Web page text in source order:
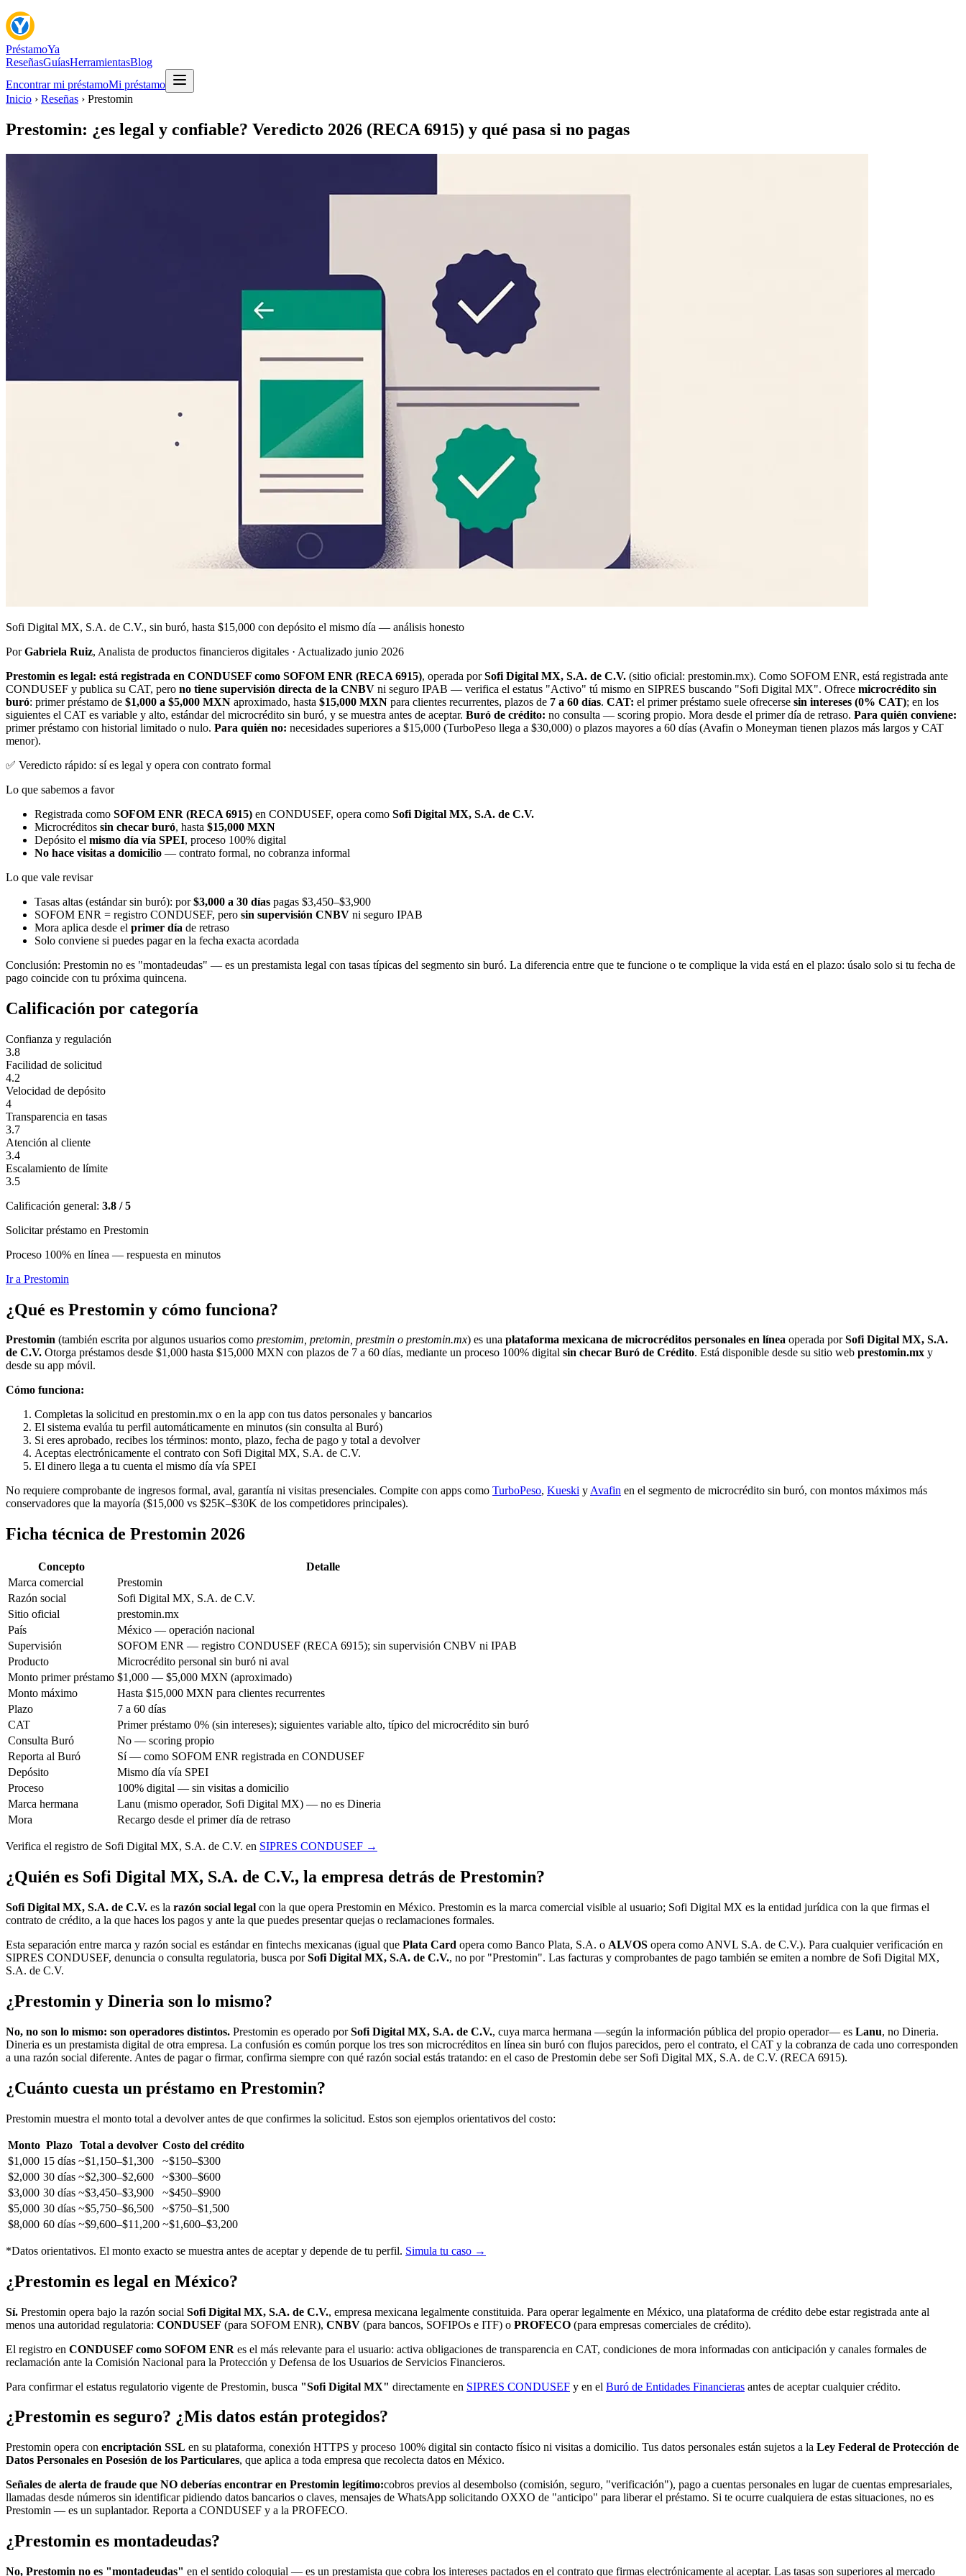
PréstamoYa
ReseñasGuíasHerramientasBlog
Encontrar mi préstamoMi préstamo
Inicio › Reseñas › Prestomin
Prestomin: ¿es legal y confiable? Veredicto 2026 (RECA 6915) y qué pasa si no pagas
Sofi Digital MX, S.A. de C.V., sin buró, hasta $15,000 con depósito el mismo día — análisis honesto
PorGabriela Ruiz, Analista de productos financieros digitales · Actualizado junio 2026
Prestomin es legal: está registrada en CONDUSEF como SOFOM ENR (RECA 6915), operada porSofi Digital MX, S.A. de C.V. (sitio oficial: prestomin.mx). Como SOFOM ENR, está registrada ante
CONDUSEF y publica su CAT, pero no tiene supervisión directa de la CNBV ni seguro IPAB — verifica el estatus "Activo" tú mismo en SIPRES buscando "Sofi Digital MX". Ofrece microcrédito sin
buró: primer préstamo de $1,000 a $5,000 MXN aproximado, hasta $15,000 MXN para clientes recurrentes, plazos de 7 a 60 días. CAT: el primer préstamo suele ofrecerse sin intereses (0% CAT); en los
siguientes el CAT es variable y alto, estándar del microcrédito sin buró, y se muestra antes de aceptar. Buró de crédito: no consulta — scoring propio. Mora desde el primer día de retraso. Para quién conviene:
primer préstamo con historial limitado o nulo. Para quién no: necesidades superiores a $15,000 (TurboPeso llega a $30,000) o plazos mayores a 60 días (Avafin o Moneyman tienen plazos más largos y CAT
menor).
✅ Veredicto rápido: sí es legal y opera con contrato formal
Lo que sabemos a favor
Registrada como SOFOM ENR (RECA 6915) en CONDUSEF, opera como Sofi Digital MX, S.A. de C.V.
Microcréditos sin checar buró, hasta $15,000 MXN
Depósito el mismo día vía SPEI, proceso 100% digital
No hace visitas a domicilio — contrato formal, no cobranza informal
Lo que vale revisar
Tasas altas (estándar sin buró): por$3,000 a 30 días pagas $3,450–$3,900
SOFOM ENR = registro CONDUSEF, pero sin supervisión CNBV ni seguro IPAB
Mora aplica desde el primer día de retraso
Solo conviene si puedes pagar en la fecha exacta acordada
Conclusión: Prestomin no es "montadeudas" — es un prestamista legal con tasas típicas del segmento sin buró. La diferencia entre que te funcione o te complique la vida está en el plazo: úsalo solo si tu fecha de
pago coincide con tu próxima quincena.
Calificación por categoría
Confianza y regulación
3.8
Facilidad de solicitud
4.2
Velocidad de depósito
4
Transparencia en tasas
3.7
Atención al cliente
3.4
Escalamiento de límite
3.5
Calificación general: 3.8 / 5
Solicitar préstamo en Prestomin
Proceso 100% en línea — respuesta en minutos
Ir a Prestomin
¿Qué es Prestomin y cómo funciona?
Prestomin (también escrita por algunos usuarios como prestomim, pretomin, prestmin o prestomin.mx) es una plataforma mexicana de microcréditos personales en línea operada por Sofi Digital MX, S.A.
de C.V. Otorga préstamos desde $1,000 hasta $15,000 MXN con plazos de 7 a 60 días, mediante un proceso 100% digital sin checar Buró de Crédito. Está disponible desde su sitio web prestomin.mx y
desde su app móvil.
Cómo funciona:
Completas la solicitud en prestomin.mx o en la app con tus datos personales y bancarios
El sistema evalúa tu perfil automáticamente en minutos (sin consulta al Buró)
Si eres aprobado, recibes los términos: monto, plazo, fecha de pago y total a devolver
Aceptas electrónicamente el contrato con Sofi Digital MX, S.A. de C.V.
El dinero llega a tu cuenta el mismo día vía SPEI
No requiere comprobante de ingresos formal, aval, garantía ni visitas presenciales. Compite con apps como TurboPeso, Kueski yAvafin en el segmento de microcrédito sin buró, con montos máximos más
conservadores que la mayoría ($15,000 vs $25K–$30K de los competidores principales).
Ficha técnica de Prestomin 2026
Concepto
Detalle
Marca comercial
Prestomin
Razón social
Sofi Digital MX, S.A. de C.V.
Sitio oficial
prestomin.mx
País
México — operación nacional
Supervisión
SOFOM ENR — registro CONDUSEF (RECA 6915); sin supervisión CNBV ni IPAB
Producto
Microcrédito personal sin buró ni aval
Monto primer préstamo $1,000 — $5,000 MXN (aproximado)
Monto máximo
Hasta $15,000 MXN para clientes recurrentes
Plazo
7 a 60 días
CAT
Primer préstamo 0% (sin intereses); siguientes variable alto, típico del microcrédito sin buró
Consulta Buró
No — scoring propio
Reporta al Buró
Sí — como SOFOM ENR registrada en CONDUSEF
Depósito
Mismo día vía SPEI
Proceso
100% digital — sin visitas a domicilio
Marca hermana
Lanu (mismo operador, Sofi Digital MX) — no es Dineria
Mora
Recargo desde el primer día de retraso
Verifica el registro de Sofi Digital MX, S.A. de C.V. en SIPRES CONDUSEF →
¿Quién es Sofi Digital MX, S.A. de C.V., la empresa detrás de Prestomin?
Sofi Digital MX, S.A. de C.V. es la razón social legal con la que opera Prestomin en México. Prestomin es la marca comercial visible al usuario; Sofi Digital MX es la entidad jurídica con la que firmas el
contrato de crédito, a la que haces los pagos y ante la que puedes presentar quejas o reclamaciones formales.
Esta separación entre marca y razón social es estándar en fintechs mexicanas (igual que Plata Card opera como Banco Plata, S.A. o ALVOS opera como ANVL S.A. de C.V.). Para cualquier verificación en
SIPRES CONDUSEF, denuncia o consulta regulatoria, busca porSofi Digital MX, S.A. de C.V., no por "Prestomin". Las facturas y comprobantes de pago también se emiten a nombre de Sofi Digital MX,
S.A. de C.V.
¿Prestomin y Dineria son lo mismo?
No, no son lo mismo: son operadores distintos. Prestomin es operado porSofi Digital MX, S.A. de C.V., cuya marca hermana —según la información pública del propio operador— es Lanu, no Dineria.
Dineria es un prestamista digital de otra empresa. La confusión es común porque los tres son microcréditos en línea sin buró con flujos parecidos, pero el contrato, el CAT y la cobranza de cada uno corresponden
a una razón social diferente. Antes de pagar o firmar, confirma siempre con qué razón social estás tratando: en el caso de Prestomin debe ser Sofi Digital MX, S.A. de C.V. (RECA 6915).
¿Cuánto cuesta un préstamo en Prestomin?
Prestomin muestra el monto total a devolver antes de que confirmes la solicitud. Estos son ejemplos orientativos del costo:
Monto Plazo Total a devolver Costo del crédito
$1,000 15 días ~$1,150–$1,300
~$150–$300
$2,000 30 días ~$2,300–$2,600
~$300–$600
$3,000 30 días ~$3,450–$3,900
~$450–$900
$5,000 30 días ~$5,750–$6,500
~$750–$1,500
$8,000 60 días ~$9,600–$11,200 ~$1,600–$3,200
*Datos orientativos. El monto exacto se muestra antes de aceptar y depende de tu perfil. Simula tu caso →
¿Prestomin es legal en México?
Sí. Prestomin opera bajo la razón social Sofi Digital MX, S.A. de C.V., empresa mexicana legalmente constituida. Para operar legalmente en México, una plataforma de crédito debe estar registrada ante al
menos una autoridad regulatoria: CONDUSEF (para SOFOM ENR), CNBV (para bancos, SOFIPOs e ITF) o PROFECO (para empresas comerciales de crédito).
El registro en CONDUSEF como SOFOM ENR es el más relevante para el usuario: activa obligaciones de transparencia en CAT, condiciones de mora informadas con anticipación y canales formales de
reclamación ante la Comisión Nacional para la Protección y Defensa de los Usuarios de Servicios Financieros.
Para confirmar el estatus regulatorio vigente de Prestomin, busca "Sofi Digital MX" directamente en SIPRES CONDUSEF y en el Buró de Entidades Financieras antes de aceptar cualquier crédito.
¿Prestomin es seguro? ¿Mis datos están protegidos?
Prestomin opera con encriptación SSL en su plataforma, conexión HTTPS y proceso 100% digital sin contacto físico ni visitas a domicilio. Tus datos personales están sujetos a la Ley Federal de Protección de
Datos Personales en Posesión de los Particulares, que aplica a toda empresa que recolecta datos en México.
Señales de alerta de fraude que NO deberías encontrar en Prestomin legítimo:cobros previos al desembolso (comisión, seguro, "verificación"), pago a cuentas personales en lugar de cuentas empresariales,
llamadas desde números sin identificar pidiendo datos bancarios o claves, mensajes de WhatsApp solicitando OXXO de "anticipo" para liberar el préstamo. Si te ocurre cualquiera de estas situaciones, no es
Prestomin — es un suplantador. Reporta a CONDUSEF y a la PROFECO.
¿Prestomin es montadeudas?
No, Prestomin no es "montadeudas" en el sentido coloquial — es un prestamista que cobra los intereses pactados en el contrato que firmas electrónicamente al aceptar. Las tasas son superiores al mercado